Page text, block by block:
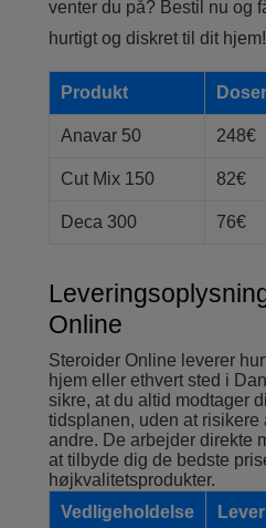
venter du på? Bestil nu og
hurtigt og diskret til dit hjem!
Produkt
Anavar 50 248€
Cut Mix 150 82€
Deca 300 76€
Online
Steroider Online leverer
hjem eller ethvert sted i
sikre, at du altid modtager
tidsplanen, uden at risikere
andre. De arbejder direkte
at tilbyde dig de bedste
højkvalitetsprodukter.
Vedligeholdelse